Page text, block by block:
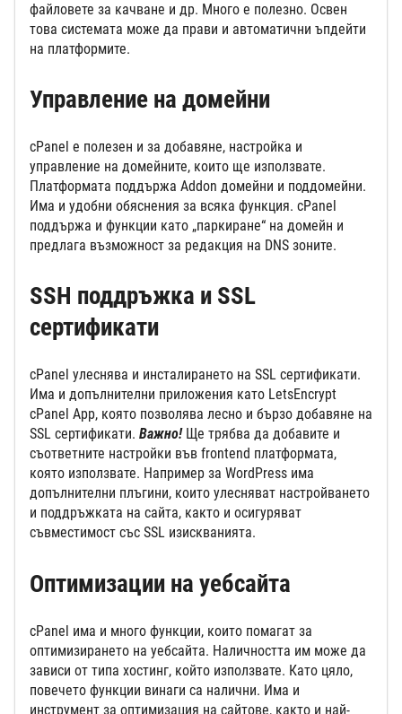
файловете за качване и др. Много е полезно. Освен
това системата може да прави и автоматични ъпдейти
на платформите.
Управление на домейни
cPanel е полезен и за добавяне, настройка и
управление на домейните, които ще използвате.
Платформата поддържа Addon домейни и поддомейни.
Има и удобни обяснения за всяка функция. cPanel
поддържа и функции като „паркиране“ на домейн и
предлага възможност за редакция на DNS зоните.
SSH поддръжка и SSL
сертификати
cPanel улеснява и инсталирането на SSL сертификати.
Има и допълнителни приложения като LetsEncrypt
cPanel App, която позволява лесно и бързо добавяне на
SSL сертификати. Важно!Ще трябва да добавите и
съответните настройки във frontend платформата,
която използвате. Например за WordPress има
допълнителни плъгини, които улесняват настройването
и поддръжката на сайта, както и осигуряват
съвместимост със SSL изискванията.
Оптимизации на уебсайта
cPanel има и много функции, които помагат за
оптимизирането на уебсайта. Наличността им може да
зависи от типа хостинг, който използвате. Като цяло,
повечето функции винаги са налични. Има и
инструмент за оптимизация на сайтове, както и най-